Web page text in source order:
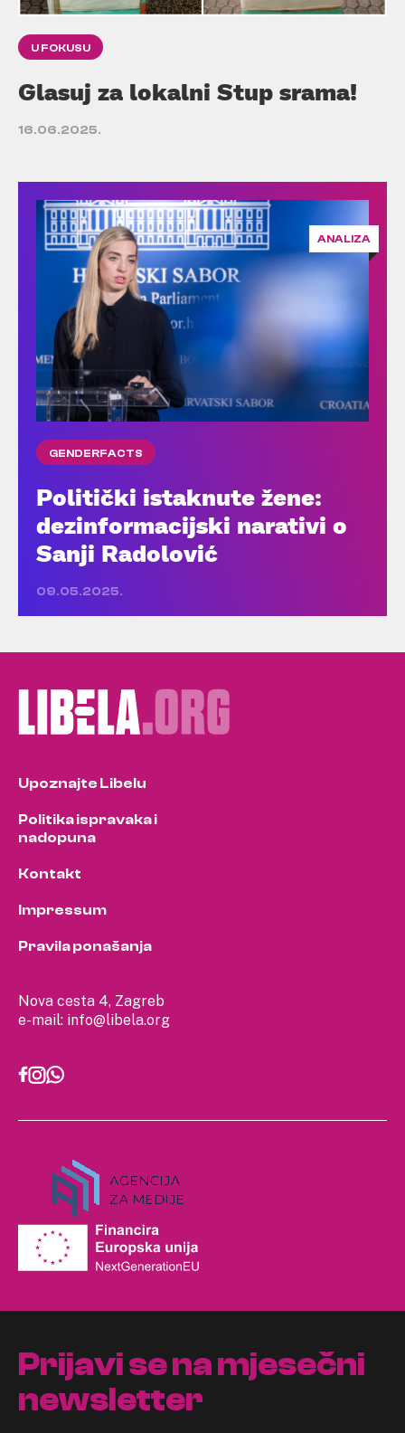
U FOKUSU
Glasuj za lokalni Stup srama!
16.06.2025.
ANALIZA
GENDERFACTS
Politički istaknute žene:
dezinformacijski narativi o
Sanji Radolović
09.05.2025.
Nova cesta 4, Zagreb
e-mail: info@libela.org
Upoznajte Libelu
Politika ispravaka i
nadopuna
Kontakt
Impressum
Pravila ponašanja
Prijavi se na mjesečni
newsletter